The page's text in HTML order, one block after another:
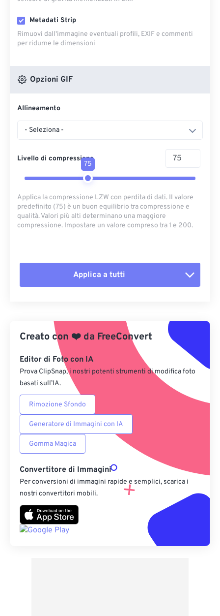
Metadati Strip
Rimuovi dall'immagine eventuali profili, EXIF ​​e commenti
per ridurne le dimensioni
Opzioni GIF
Allineamento
- Seleziona -
Livello di compressione
75
Applica la compressione LZW con perdita di dati. Il valore
predefinito (75) è un buon equilibrio tra compressione e
qualità. Valori più alti determinano una maggiore
compressione. Impostare un valore compreso tra 1 e 200.
Applica a tutti
Applica da preimpostazione
Salva come predefinito
Creato con ❤️ da FreeConvert
Editor di Foto con IA
Prova ClipSnap, i nostri potenti strumenti di modifica foto
basati sull’IA.
Rimozione Sfondo
Generatore di Immagini con IA
Gomma Magica
Convertitore di Immagini
Per conversioni di immagini rapide e semplici, scarica i
nostri convertitori mobili.